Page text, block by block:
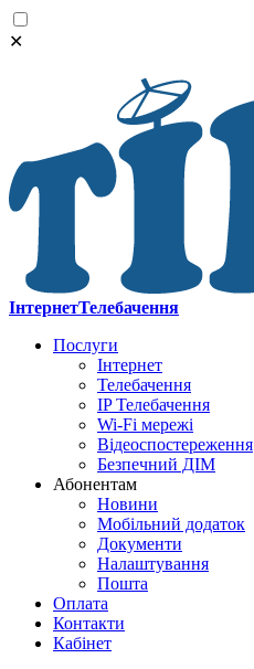
✕
ІнтернетТелебачення
Послуги
Інтернет
Телебачення
IP Телебачення
Wi-Fi мережі
Відеоспостереження
Безпечний ДІМ
Абонентам
Новини
Мобільний додаток
Документи
Налаштування
Пошта
Оплата
Контакти
Кабінет